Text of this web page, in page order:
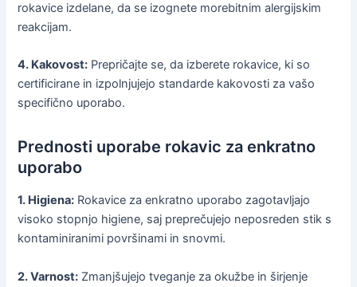
rokavice izdelane, da se izognete morebitnim alergijskim
reakcijam.
4. Kakovost: Prepričajte se, da izberete rokavice, ki so
certificirane in izpolnjujejo standarde kakovosti za vašo
specifično uporabo.
Prednosti uporabe rokavic za enkratno
uporabo
1. Higiena: Rokavice za enkratno uporabo zagotavljajo
visoko stopnjo higiene, saj preprečujejo neposreden stik s
kontaminiranimi površinami in snovmi.
2. Varnost: Zmanjšujejo tveganje za okužbe in širjenje